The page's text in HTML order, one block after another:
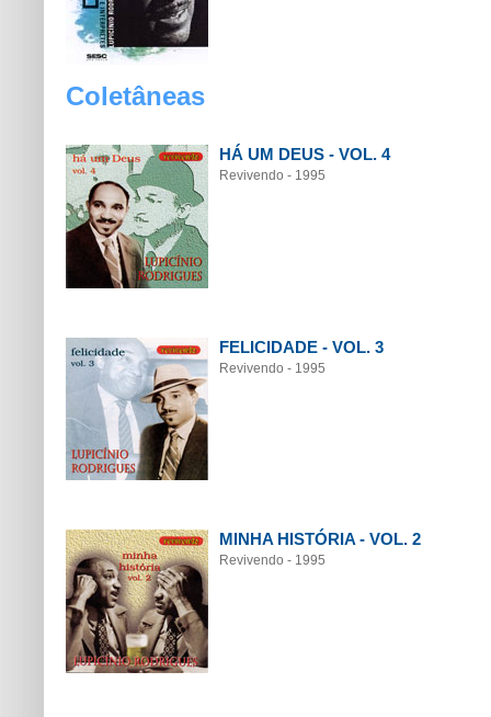
Coletâneas
HÁ UM DEUS - VOL. 4
Revivendo - 1995
FELICIDADE - VOL. 3
Revivendo - 1995
MINHA HISTÓRIA - VOL. 2
Revivendo - 1995